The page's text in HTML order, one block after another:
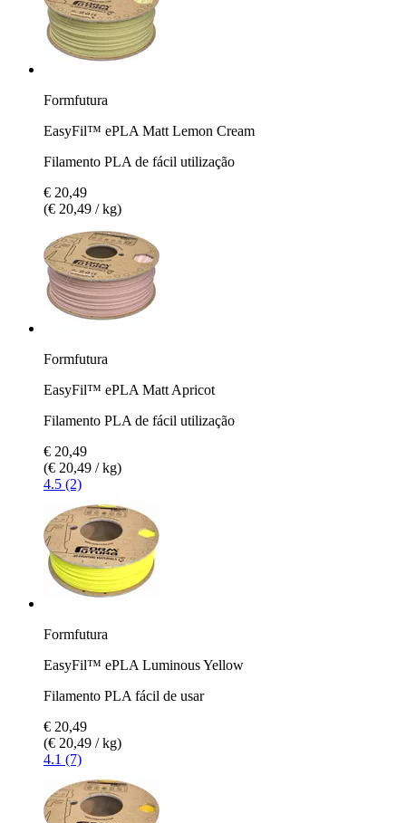
Formfutura
EasyFil™ ePLA Matt Lemon Cream
Filamento PLA de fácil utilização
€ 20,49
(€ 20,49 / kg)
Formfutura
EasyFil™ ePLA Matt Apricot
Filamento PLA de fácil utilização
€ 20,49
(€ 20,49 / kg)
4.5 (2)
Formfutura
EasyFil™ ePLA Luminous Yellow
Filamento PLA fácil de usar
€ 20,49
(€ 20,49 / kg)
4.1 (7)